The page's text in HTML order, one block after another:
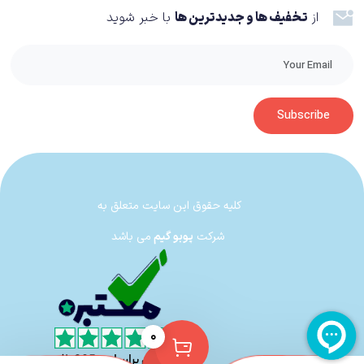
– با آن که در زمان نگارش نقد به دلیل نبود تعداد کافی بازیکن، امکان نقد و بررسی
کامل این بخش را از ما گرفته بود، اما در فرصتی که برای تجربه این بخش
به عنوان نگارنده این مطلب، یکی از مواردی که همیشه با سری WRC در آن مشکل
داشتم، مربوط به هندلینگ و فیزیک بازی می‌شد. در عمل استودیو Kylotonn در
از تخفیف ها و جدیدترین ها با خبر شوید
Subscribe
کلیه حقوق این سایت متعلق به
شرکت پوبو گیممی باشد
۰